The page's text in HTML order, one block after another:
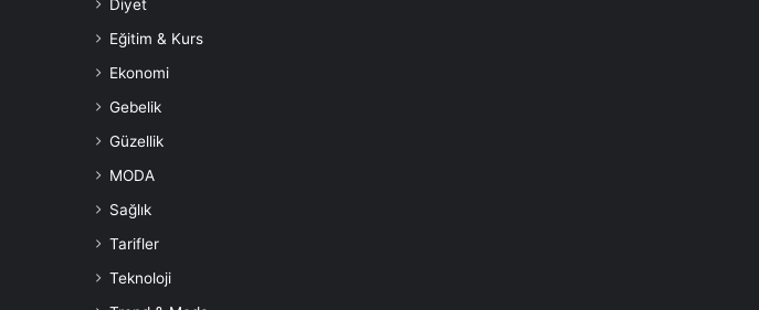
Diyet
Eğitim & Kurs
Ekonomi
Gebelik
Güzellik
MODA
Sağlık
Tarifler
Teknoloji